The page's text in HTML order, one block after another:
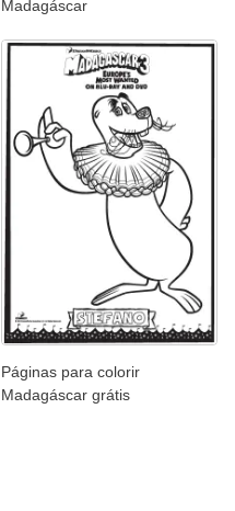
Madagáscar
Páginas para colorir
Madagáscar grátis